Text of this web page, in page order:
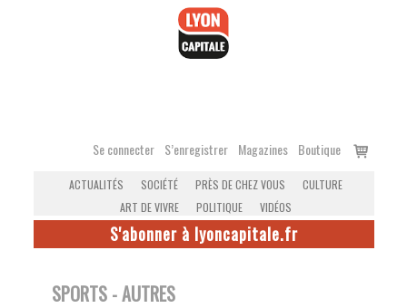
Se connecter S’enregistrer Magazines Boutique
Voir
ACTUALITÉS SOCIÉTÉ PRÈS DE CHEZ VOUS
CULTURE
ART DE VIVRE
POLITIQUE VIDÉOS
S'abonner à lyoncapitale.fr
SPORTS - AUTRES